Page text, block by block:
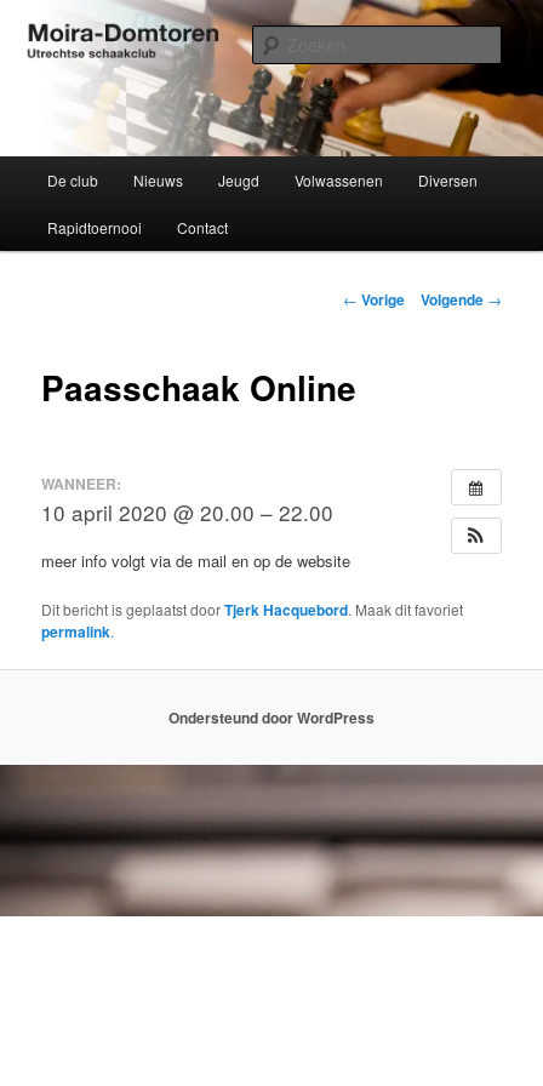
naar
Moira-Domtoren
Utrechtse schaakclub opgericht 1934
De club Nieuws Jeugd Volwassenen Diversen
Rapidtoernooi Contact
Bericht
← Vorige Volgende →
Paasschaak Online
WANNEER:
10 april 2020 @ 20.00 – 22.00
meer info volgt via de mail en op de website
Dit bericht is geplaatst doorTjerk Hacquebord. Maak dit favoriet
permalink.
Ondersteund door WordPress